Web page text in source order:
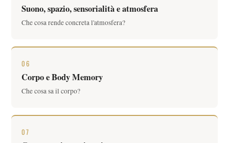
Suono, spazio, sensorialità e atmosfera
Che cosa rende concreta l'atmosfera?
06
Corpo e Body Memory
Che cosa sa il corpo?
07